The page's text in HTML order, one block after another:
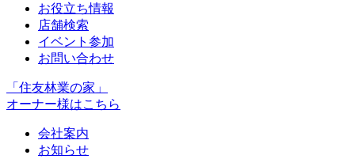
お役立ち情報
店舗検索
イベント参加
お問い合わせ
「住友林業の家」
オーナー様はこちら
会社案内
お知らせ